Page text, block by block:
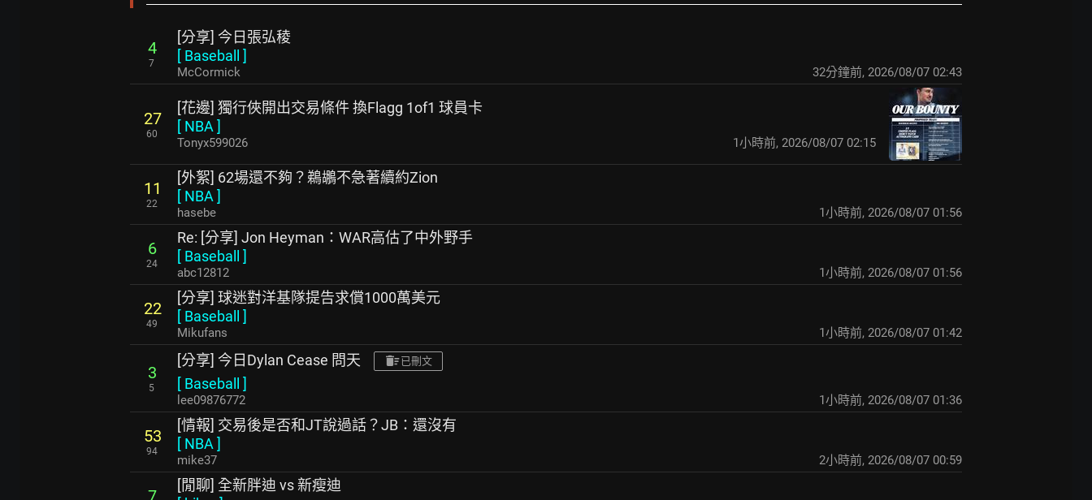
4
7
[分享] 今日張弘稜
[ Baseball ]
McCormick 33分鐘前, 2026/08/07 02:43
27
60
[花邊] 獨行俠開出交易條件 換Flagg 1of1 球員卡
[ NBA ]
Tonyx599026 1小時前, 2026/08/07 02:15
11
22
[外絮] 62場還不夠？鵜鶘不急著續約Zion
[ NBA ]
hasebe 1小時前, 2026/08/07 01:56
6
24
Re: [分享] Jon Heyman：WAR高估了中外野手
[ Baseball ]
abc12812 1小時前, 2026/08/07 01:56
22
49
[分享] 球迷對洋基隊提告求償1000萬美元
[ Baseball ]
Mikufans 1小時前, 2026/08/07 01:42
3
5
[分享] 今日Dylan Cease 問天 已刪文
[ Baseball ]
lee09876772 1小時前, 2026/08/07 01:36
53
94
[情報] 交易後是否和JT說過話？JB：還沒有
[ NBA ]
mike37 2小時前, 2026/08/07 00:59
7
[閒聊] 全新胖迪 vs 新瘦迪